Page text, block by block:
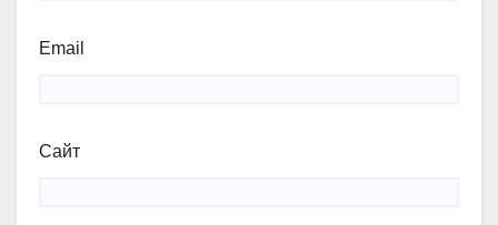
Email
Сайт